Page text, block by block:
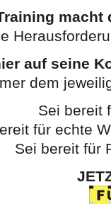
macht
auf seine
dem
Sei bereit
für echte
Sei bereit für